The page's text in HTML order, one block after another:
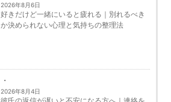
2026年8月6日
好きだけど一緒にいると疲れる｜別れるべき
か決められない心理と気持ちの整理法
2026年8月4日